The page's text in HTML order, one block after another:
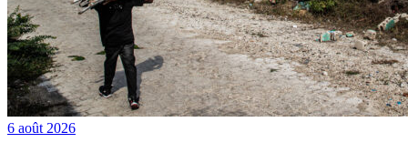
6 août 2026